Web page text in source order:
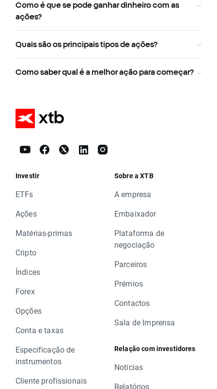
Como é que se pode ganhar dinheiro com as
ações?
Quais são os principais tipos de ações?
Como saber qual é a melhor ação para começar?
Investir
ETFs
Ações
Matérias-primas
Cripto
Índices
Forex
Opções
Conta e taxas
Especificação de
instrumentos
Cliente profissionais
Sobre a XTB
A empresa
Embaixador
Plataforma de
negociação
Parceiros
Prémios
Contactos
Sala de Imprensa
Relação com investidores
Notícias
Relatórios